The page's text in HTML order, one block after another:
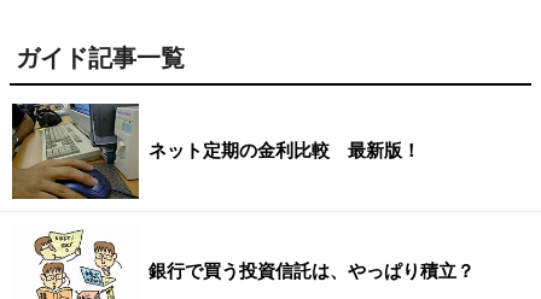
ガイド記事一覧
ネット定期の金利比較 最新版！
銀行で買う投資信託は、やっぱり積立？